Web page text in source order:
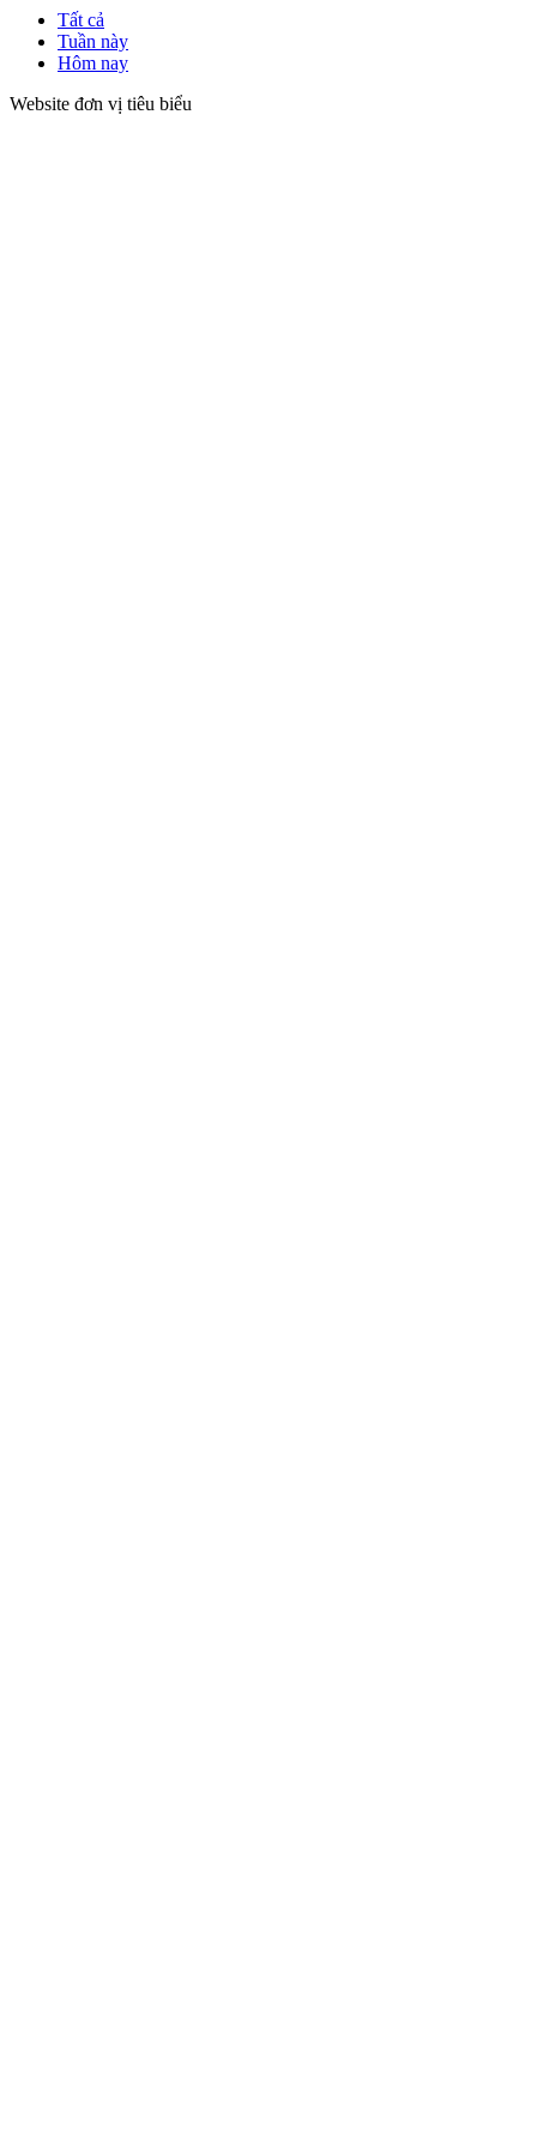
Tất cả
Tuần này
Hôm nay
Website đơn vị tiêu biểu